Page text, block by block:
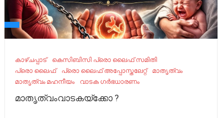
കാഴ്ചപ്പാട്
കെസിബിസി പ്രൊ ലൈഫ് സമിതി
പ്രൊ ലൈഫ്
പ്രൊ ലൈഫ് അപ്പോസ്തലേറ്റ്
മാതൃത്വം
മാതൃത്വം മഹനീയം
വാടക ഗർഭധാരണം
മാതൃത്വംവാടകയ്ക്കോ ?